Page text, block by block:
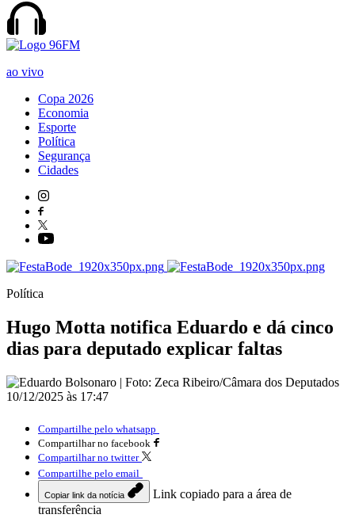
ao vivo
Copa 2026
Economia
Esporte
Política
Segurança
Cidades
Política
Hugo Motta notifica Eduardo e dá cinco
dias para deputado explicar faltas
10/12/2025 às 17:47
Compartilhe pelo whatsapp
Compartilhar no facebook
Compartilhar no twitter
Compartilhe pelo email
Copiar link da notícia
Link copiado para a área de
transferência